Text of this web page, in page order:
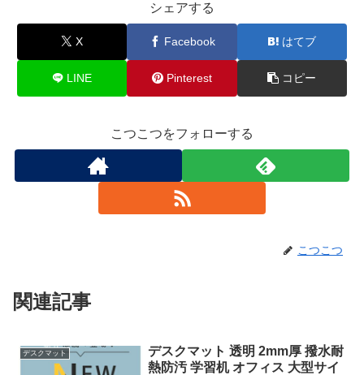
シェアする
X Facebook はてブ
LINE Pinterest コピー
こつこつをフォローする
こつこつ
関連記事
デスクマット
デスクマット 透明 2mm厚 撥水耐
熱防汚 学習机 オフィス 大型サイ